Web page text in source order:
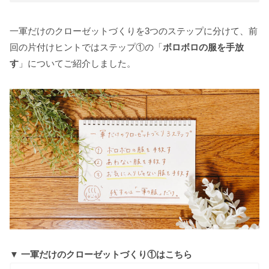
一軍だけのクローゼットづくりを3つのステップに分けて、前
回の片付けヒントではステップ①の「ボロボロの服を手放
す 」についてご紹介しました。
▼ 一軍だけのクローゼットづくり①はこちら